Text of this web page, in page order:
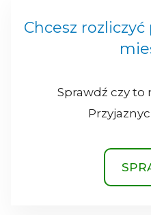
Chcesz
Sprawdź czy to